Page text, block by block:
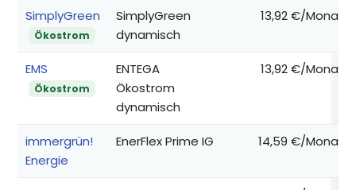
SimplyGreen
Ökostrom
SimplyGreen
dynamisch
13,92 €/Monat
EMS
Ökostrom
ENTEGA
Ökostrom
dynamisch
13,92 €/Monat
immergrün!
Energie
EnerFlex Prime IG 14,59 €/Monat